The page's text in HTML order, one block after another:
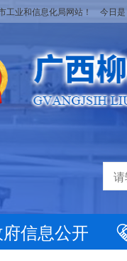
工业和信息化局网站！ 今日
信息公开